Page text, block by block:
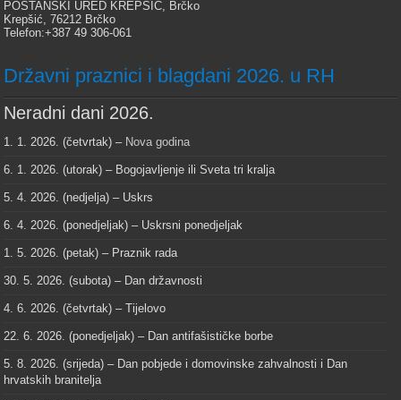
POŠTANSKI URED KREPŠIĆ, Brčko
Krepšić, 76212 Brčko
Telefon:+387 49 306-061
Državni praznici i blagdani 2026. u RH
Neradni dani 2026.
1. 1. 2026. (četvrtak) – Nova godina
6. 1. 2026. (utorak) – Bogojavljenje ili Sveta tri kralja
5. 4. 2026. (nedjelja) – Uskrs
6. 4. 2026. (ponedjeljak) – Uskrsni ponedjeljak
1. 5. 2026. (petak) – Praznik rada
30. 5. 2026. (subota) – Dan državnosti
4. 6. 2026. (četvrtak) – Tijelovo
22. 6. 2026. (ponedjeljak) – Dan antifašističke borbe
5. 8. 2026. (srijeda) – Dan pobjede i domovinske zahvalnosti i Dan
hrvatskih branitelja